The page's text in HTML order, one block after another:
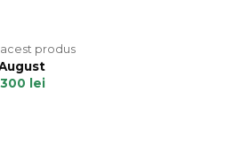
produs
300 lei